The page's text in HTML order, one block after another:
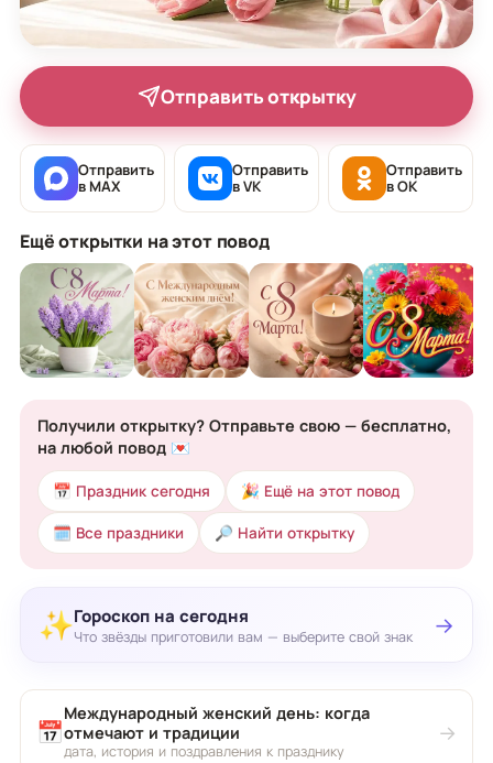
Отправить открытку
Отправить
в MAX
Отправить
в VK
Отправить
в OK
Ещё открытки на этот повод
Получили открытку? Отправьте свою — бесплатно,
на любой повод 💌
📅 Праздник сегодня 🎉 Ещё на этот повод
🗓 Все праздники 🔎 Найти открытку
✨Гороскоп на сегодня
Что звёзды приготовили вам — выберите свой знак →
📅
Международный женский день: когда
отмечают и традиции
дата, история и поздравления к празднику
→